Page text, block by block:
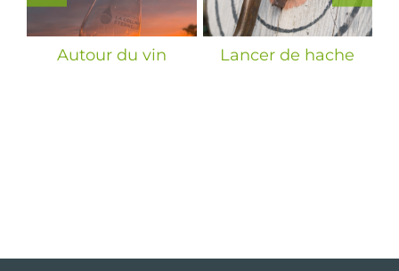
Autour du vin Lancer de hache